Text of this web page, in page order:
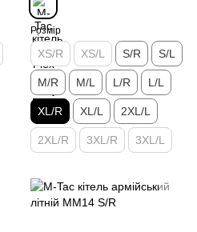
Розмір
XS/R XS/L S/R S/L
M/R M/L L/R L/L
XL/R XL/L 2XL/L
2XL/R 3XL/R 3XL/L